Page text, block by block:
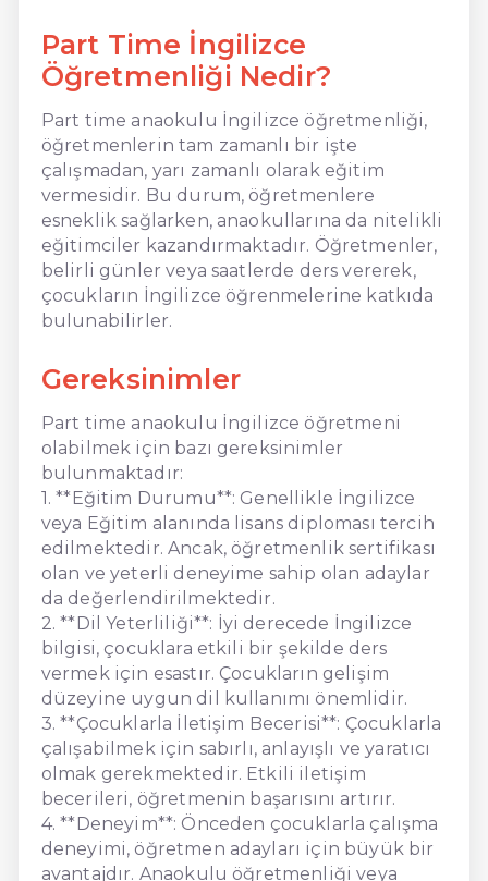
Part Time İngilizce
Öğretmenliği Nedir?
Part time anaokulu İngilizce öğretmenliği,
öğretmenlerin tam zamanlı bir işte
çalışmadan, yarı zamanlı olarak eğitim
vermesidir. Bu durum, öğretmenlere
esneklik sağlarken, anaokullarına da nitelikli
eğitimciler kazandırmaktadır. Öğretmenler,
belirli günler veya saatlerde ders vererek,
çocukların İngilizce öğrenmelerine katkıda
bulunabilirler.
Gereksinimler
Part time anaokulu İngilizce öğretmeni
olabilmek için bazı gereksinimler
bulunmaktadır:
1. **Eğitim Durumu**: Genellikle İngilizce
veya Eğitim alanında lisans diploması tercih
edilmektedir. Ancak, öğretmenlik sertifikası
olan ve yeterli deneyime sahip olan adaylar
da değerlendirilmektedir.
2. **Dil Yeterliliği**: İyi derecede İngilizce
bilgisi, çocuklara etkili bir şekilde ders
vermek için esastır. Çocukların gelişim
düzeyine uygun dil kullanımı önemlidir.
3. **Çocuklarla İletişim Becerisi**: Çocuklarla
çalışabilmek için sabırlı, anlayışlı ve yaratıcı
olmak gerekmektedir. Etkili iletişim
becerileri, öğretmenin başarısını artırır.
4. **Deneyim**: Önceden çocuklarla çalışma
deneyimi, öğretmen adayları için büyük bir
avantajdır. Anaokulu öğretmenliği veya